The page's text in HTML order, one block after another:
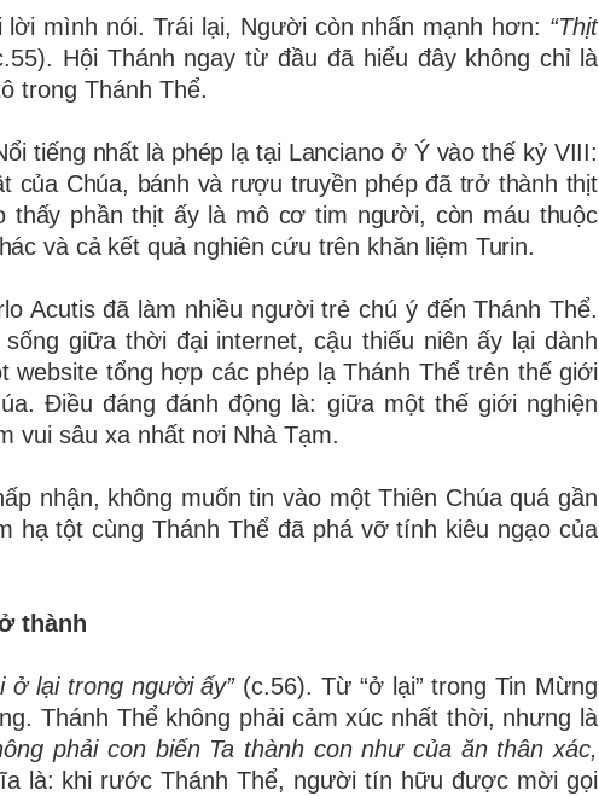
mình nói. Trái lại, Người còn nhấn mạnh hơn: “Thịt
Hội Thánh ngay từ đầu đã hiểu đây không chỉ là
trong Thánh Thể.
tiếng nhất là phép lạ tại Lanciano ở Ý vào thế kỷ VIII:
của Chúa, bánh và rượu truyền phép đã trở thành thịt
thấy phần thịt ấy là mô cơ tim người, còn máu thuộc
và cả kết quả nghiên cứu trên khăn liệm Turin.
Acutis đã làm nhiều người trẻ chú ý đến Thánh Thể.
giữa thời đại internet, cậu thiếu niên ấy lại dành
tổng hợp các phép lạ Thánh Thể trên thế giới
Điều đáng đánh động là: giữa một thế giới nghiện
vui sâu xa nhất nơi Nhà Tạm.
nhận, không muốn tin vào một Thiên Chúa quá gần
hạ tột cùng Thánh Thể đã phá vỡ tính kiêu ngạo của
thành
ở lại trong người ấy”(c.56). Từ “ở lại” trong Tin Mừng
Thánh Thể không phải cảm xúc nhất thời, nhưng là
phải con biến Ta thành con như của ăn thân xác,
là: khi rước Thánh Thể, người tín hữu được mời gọi